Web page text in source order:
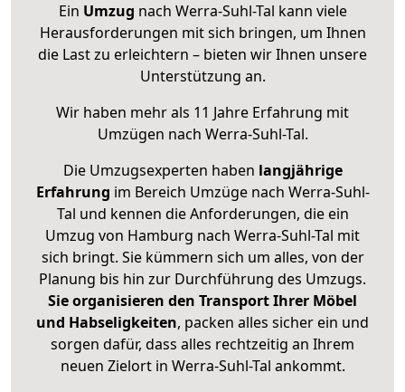
Ein Umzug nach Werra-Suhl-Tal kann viele
Herausforderungen mit sich bringen, um Ihnen
die Last zu erleichtern – bieten wir Ihnen unsere
Unterstützung an.
Wir haben mehr als 11 Jahre Erfahrung mit
Umzügen nach Werra-Suhl-Tal.
Die Umzugsexperten haben langjährige
Erfahrung im Bereich Umzüge nach Werra-Suhl-
Tal und kennen die Anforderungen, die ein
Umzug von Hamburg nach Werra-Suhl-Tal mit
sich bringt. Sie kümmern sich um alles, von der
Planung bis hin zur Durchführung des Umzugs.
Sie organisieren den Transport Ihrer Möbel
und Habseligkeiten, packen alles sicher ein und
sorgen dafür, dass alles rechtzeitig an Ihrem
neuen Zielort in Werra-Suhl-Tal ankommt.